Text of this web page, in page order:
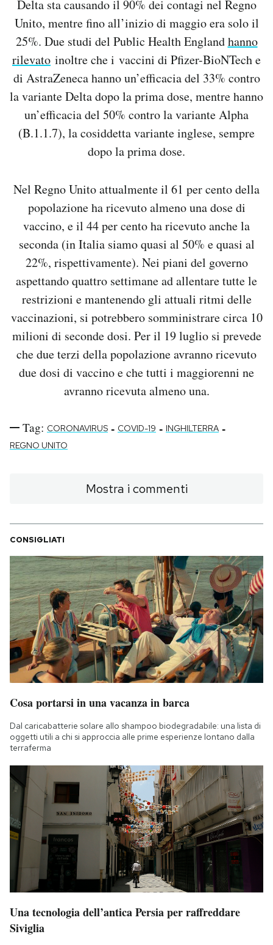
Delta sta causando il 90% dei contagi nel Regno
Unito, mentre fino all’inizio di maggio era solo il
25%. Due studi del Public Health Englandhanno
rilevato inoltre che i vaccini di Pfizer-BioNTech e
di AstraZeneca hanno un’efficacia del 33% contro
la variante Delta dopo la prima dose, mentre hanno
un’efficacia del 50% contro la variante Alpha
(B.1.1.7), la cosiddetta variante inglese, sempre
dopo la prima dose.
Nel Regno Unito attualmente il 61 per cento della
popolazione ha ricevuto almeno una dose di
vaccino, e il 44 per cento ha ricevuto anche la
seconda (in Italia siamo quasi al 50% e quasi al
22%, rispettivamente). Nei piani del governo
aspettando quattro settimane ad allentare tutte le
restrizioni e mantenendo gli attuali ritmi delle
vaccinazioni, si potrebbero somministrare circa 10
milioni di seconde dosi. Per il 19 luglio si prevede
che due terzi della popolazione avranno ricevuto
due dosi di vaccino e che tutti i maggiorenni ne
avranno ricevuta almeno una.
Tag: CORONAVIRUS - COVID-19 - INGHILTERRA -
REGNO UNITO
Mostra i commenti
CONSIGLIATI
Cosa portarsi in una vacanza in barca
Dal caricabatterie solare allo shampoo biodegradabile: una lista di
oggetti utili a chi si approccia alle prime esperienze lontano dalla
terraferma
Una tecnologia dell’antica Persia per raffreddare
Siviglia